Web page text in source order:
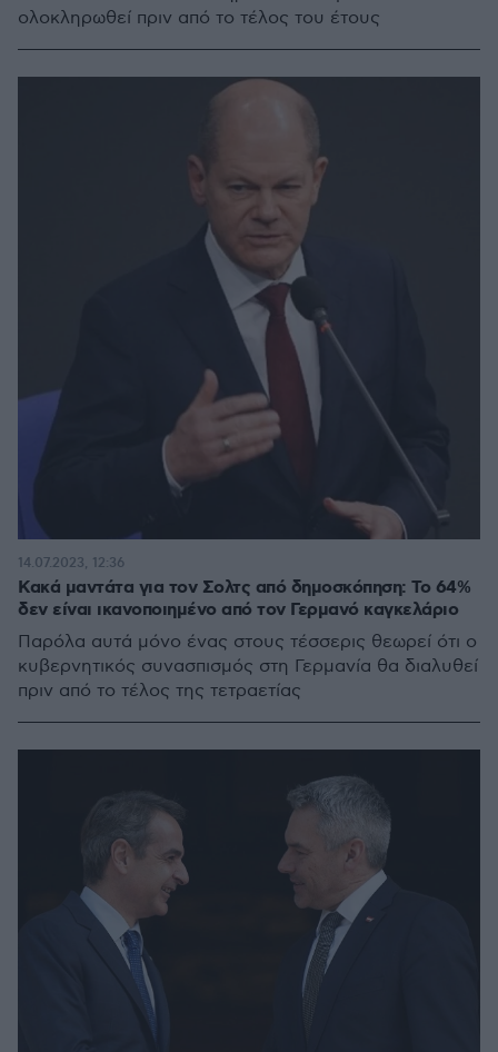
ολοκληρωθεί πριν από το τέλος του έτους
Κακά μαντάτα για τον Σολτς από δημοσκόπηση: Το 64%
δεν είναι ικανοποιημένο από τον Γερμανό καγκελάριο
Παρόλα αυτά μόνο ένας στους τέσσερις θεωρεί ότι ο
κυβερνητικός συνασπισμός στη Γερμανία θα διαλυθεί
πριν από το τέλος της τετραετίας
14.07.2023, 12:36